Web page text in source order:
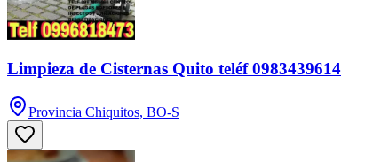
Limpieza de Cisternas Quito teléf 0983439614
Provincia Chiquitos, BO-S